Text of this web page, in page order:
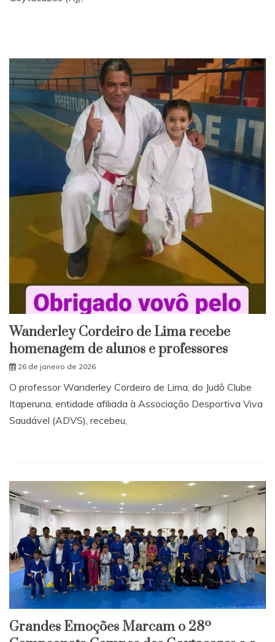
Wanderley Cordeiro de Lima recebe
homenagem de alunos e professores
26 de janeiro de 2026
O professor Wanderley Cordeiro de Lima, do Judô Clube
Itaperuna, entidade afiliada à Associação Desportiva Viva
Saudável (ADVS), recebeu,
Grandes Emoções Marcam o 28º